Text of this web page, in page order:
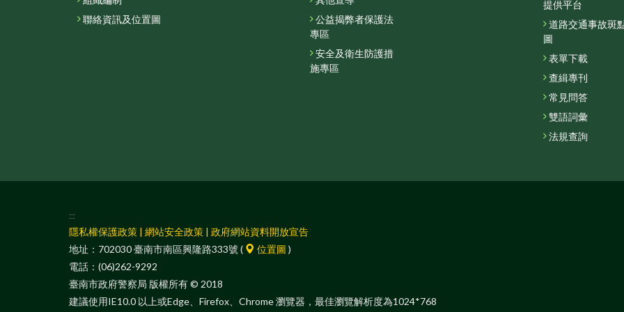
聯絡資訊及位置圖
公益揭弊者保護法
專區
安全及衛生防護措
施專區
提供平台
道路交通事故斑
圖
表單下載
查緝專刊
常見問答
雙語詞彙
法規查詢
:::
隱私權保護政策 | 網站安全政策 | 政府網站資料開放宣告
地址：702030 臺南市南區興隆路333號 (
位置圖 )
電話：(06)262-9292
臺南市政府警察局 版權所有 © 2018
建議使用IE10.0 以上或Edge、Firefox、Chrome 瀏覽器，最佳瀏覽解析度為1024*768